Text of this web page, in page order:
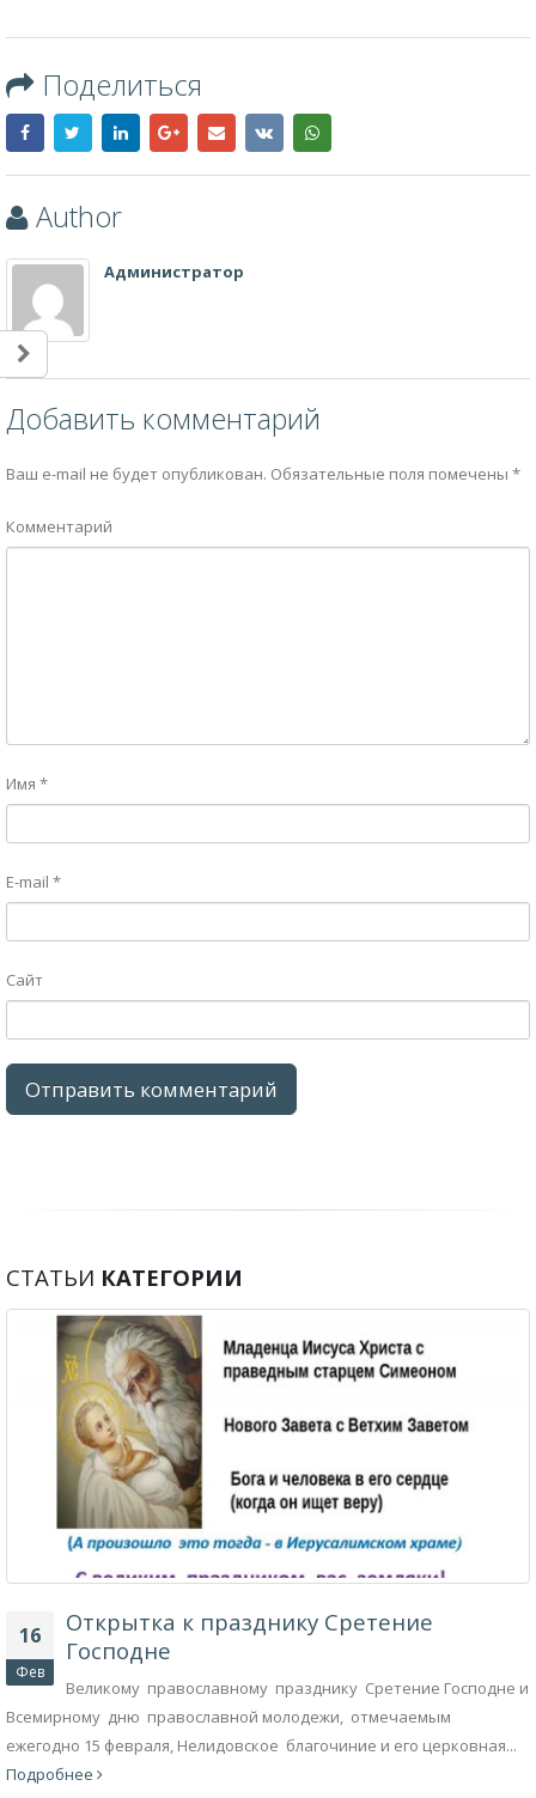
Поделиться
Author
Администратор
Добавить комментарий
Ваш e-mail не будет опубликован. Обязательные поля помечены *
Комментарий
Имя *
E-mail *
Сайт
СТАТЬИ КАТЕГОРИИ
16
Фев
Открытка к празднику Сретение
Господне
Великому православному празднику Сретение Господне и
Всемирному дню православной молодежи, отмечаемым
ежегодно 15 февраля, Нелидовское благочиние и его церковная...
Подробнее